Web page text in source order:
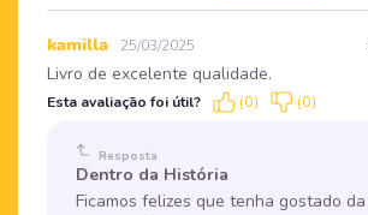
kamilla 25/03/2025
Livro de excelente qualidade.
Esta avaliação foi útil? (0) (0)
Resposta
Dentro da História
Ficamos felizes que tenha gostado